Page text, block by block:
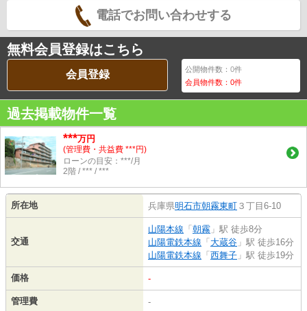
電話でお問い合わせする
無料会員登録はこちら
会員登録 公開物件数：0件
会員物件数：0件
過去掲載物件一覧
***万円
(管理費・共益費 ***円)
ローンの目安：***/月
2階 / *** / ***
所在地 兵庫県明石市朝霧東町 ３丁目6-10
交通
山陽本線 「 朝霧 」駅 徒歩8分
山陽電鉄本線 「 大蔵谷 」駅 徒歩16分
山陽電鉄本線 「 西舞子 」駅 徒歩19分
価格 -
管理費 -